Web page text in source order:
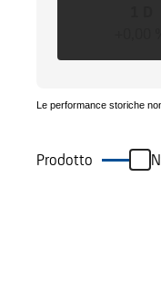
Le performance storiche
Prodotto